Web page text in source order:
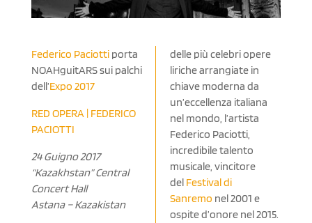
Federico Paciottiporta
NOAHguitARS sui palchi
dell’Expo 2017
RED OPERA | FEDERICO
PACIOTTI
24 Guigno 2017
“Kazakhstan” Central
Concert Hall
Astana – Kazakistan
delle più celebri opere
liriche arrangiate in
chiave moderna da
un’eccellenza italiana
nel mondo, l’artista
Federico Paciotti,
incredibile talento
musicale, vincitore
del Festival di
Sanremo nel 2001 e
ospite d’onore nel 2015.